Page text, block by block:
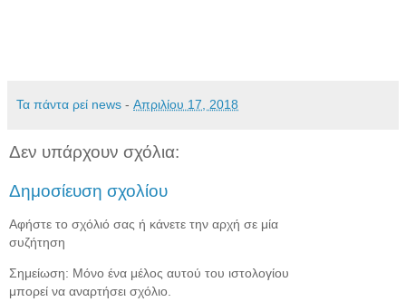
Τα πάντα ρεί news - Απριλίου 17, 2018
Δεν υπάρχουν σχόλια:
Δημοσίευση σχολίου
Αφήστε το σχόλιό σας ή κάνετε την αρχή σε μία
συζήτηση
Σημείωση: Μόνο ένα μέλος αυτού του ιστολογίου
μπορεί να αναρτήσει σχόλιο.